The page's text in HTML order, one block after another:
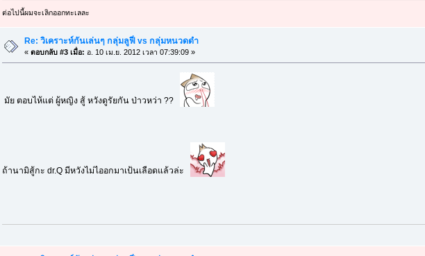
ต่อไปนี้ผมจะเลิกออกทะเลละ
Re: วิเคราะห์กันเล่นๆ กลุ่มลูฟี่ vs กลุ่มหนวดดำ
«ตอบกลับ #3 เมื่อ: อ. 10 เม.ย. 2012 เวลา 07:39:09 »
มัย ตอบไห้แต่ ผู้หญิง สู้ หวังดูรัยกัน ป่าวหว่า ??
ถ้านามิสู้กะ dr.Q มีหวังไม่ไออกมาเป้นเลือดแล้วล่ะ